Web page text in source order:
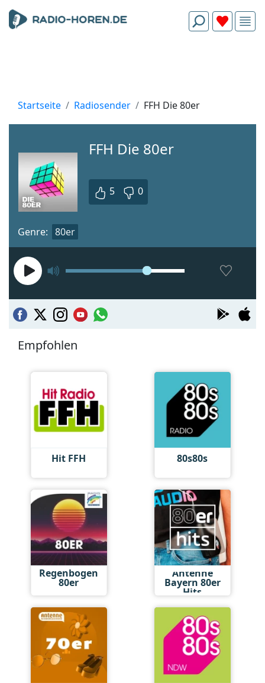
Startseite Radiosender FFH Die 80er
FFH Die 80er
5 0
Genre: 80er
Empfohlen
Hit FFH 80s80s
Regenbogen
80er
Antenne
Bayern 80er
Hits